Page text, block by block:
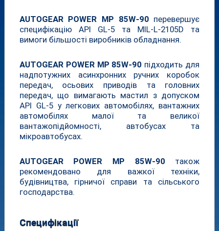
AUTOGEAR POWER MP 85W-90 перевершує
специфікацію API GL-5 та MIL-L-2105D та
вимоги більшості виробників обладнання.
AUTOGEAR POWER MP 85W-90 підходить для
надпотужних асинхронних ручних коробок
передач, осьових приводів та головних
передач, що вимагають мастил з допуском
API GL-5 у легкових автомобілях, вантажних
автомобілях малої та великої
вантажопідйомності, автобусах та
мікроавтобусах.
AUTOGEAR POWER MP 85W-90 також
рекомендовано для важкої техніки,
будівництва, гірничої справи та сільського
господарства.
Специфікації